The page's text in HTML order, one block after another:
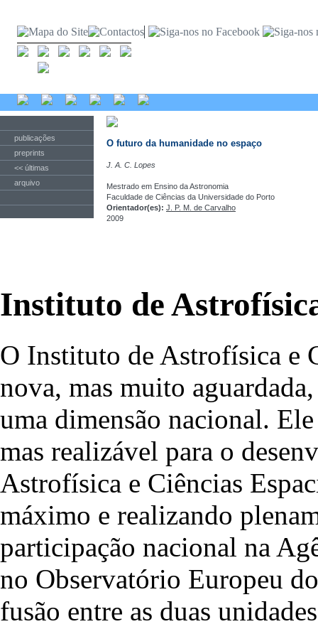
publicações
preprints
<< últimas
arquivo
O futuro da humanidade no espaço
J. A. C. Lopes
Mestrado em Ensino da Astronomia
Faculdade de Ciências da Universidade do Porto
Orientador(es): J. P. M. de Carvalho
2009
Instituto de
O Instituto de Astrofísica e
nova, mas muito
uma dimensão nacional.
mas realizável para o
Astrofísica e Ciências
máximo e realizando
participação nacional na
no Observatório Europeu
fusão entre as duas